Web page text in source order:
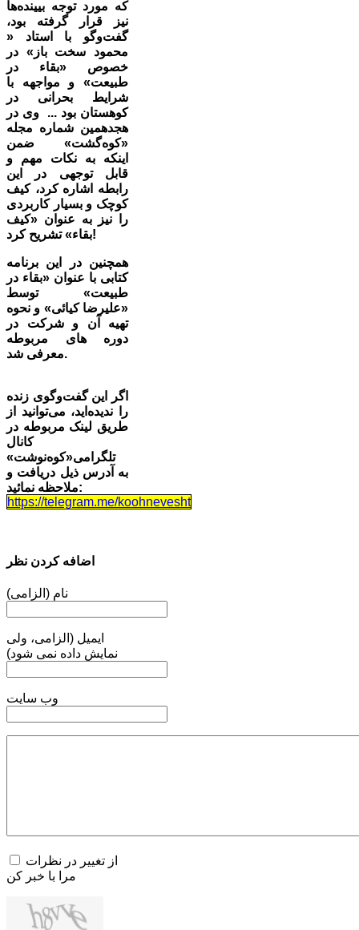
که مورد توجه بیینده‌ها
نیز قرار گرفته بود،
گفت‌وگو با استاد «
محمود سخت باز» در
خصوص «بقاء در
طبیعت» و مواجهه با
شرایط بحرانی در
کوهستان بود ... وی در
هجدهمین شماره مجله
«کوه‌گشت» ضمن
اینکه به نکات مهم و
قابل توجهی در این
رابطه اشاره کرد، کیف
کوچک و بسیار کاربردی
را نیز به عنوان «کیف
بقاء» تشریح کرد!
همچنین در این برنامه
کتابی با عنوان «بقاء در
طبیعت» توسط
«علیرضا کیائی» و نحوه
تهیه آن و شرکت در
دوره های مربوطه
معرفی شد.
اگر این گفت‌وگوی زنده
را ندیده‌اید، می‌توانید از
طریق لینک مربوطه در
کانال
تلگرامی«کوه‌نوشت»
به آدرس ذیل دریافت و
ملاحظه نمائید:
https://telegram.me/koohnevesht
اضافه کردن نظر
نام (الزامی)
ایمیل (الزامی، ولی
نمایش داده نمی شود)
وب سایت
از تغییر در نظرات
مرا با خبر کن